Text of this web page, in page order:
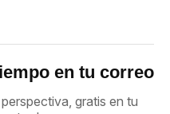
en tu correo
gratis en tu